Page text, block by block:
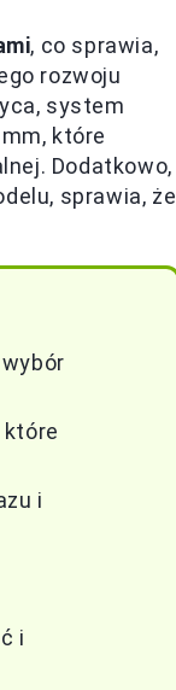
, co sprawia,
rozwoju
system
które
Dodatkowo,
sprawia, że
i
i